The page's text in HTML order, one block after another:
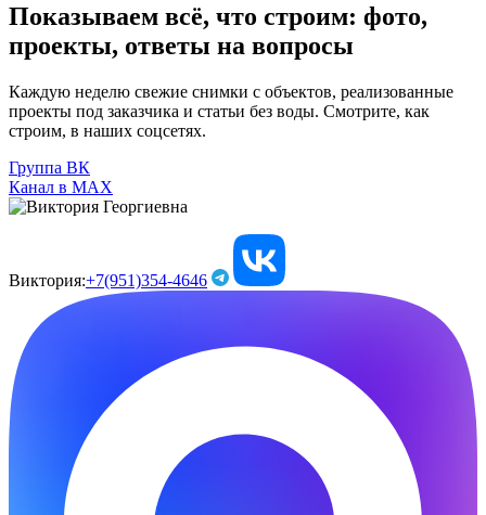
Показываем всё, что строим: фото,
проекты, ответы на вопросы
Каждую неделю свежие снимки с объектов, реализованные
проекты под заказчика и статьи без воды. Смотрите, как
строим, в наших соцсетях.
Группа ВК
Канал в МАХ
Виктория:+7(951)354-4646